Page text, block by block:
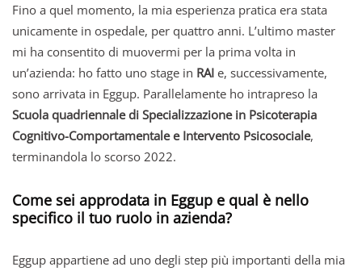
Fino a quel momento, la mia esperienza pratica era stata
unicamente in ospedale, per quattro anni. L’ultimo master
mi ha consentito di muovermi per la prima volta in
un’azienda: ho fatto uno stage in RAI e, successivamente,
sono arrivata in Eggup. Parallelamente ho intrapreso la
Scuola quadriennale di Specializzazione in Psicoterapia
Cognitivo-Comportamentale e Intervento Psicosociale,
terminandola lo scorso 2022.
Come sei approdata in Eggup e qual è nello
specifico il tuo ruolo in azienda?
Eggup appartiene ad uno degli step più importanti della mia